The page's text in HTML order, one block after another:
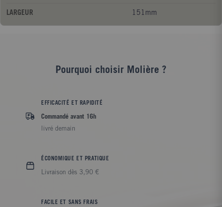
LARGEUR 151mm
Pourquoi choisir Molière ?
EFFICACITÉ ET RAPIDITÉ
Commandé avant 16h
livré demain
ÉCONOMIQUE ET PRATIQUE
Livraison dès 3,90 €
FACILE ET SANS FRAIS